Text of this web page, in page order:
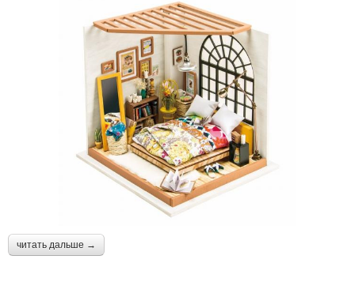
читать дальше →